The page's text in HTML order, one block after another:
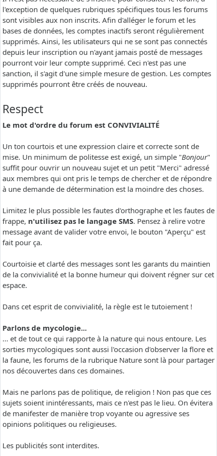
l'exception de quelques rubriques spécifiques tous les forums
sont visibles aux non inscrits. Afin d'alléger le forum et les
bases de données, les comptes inactifs seront régulièrement
supprimés. Ainsi, les utilisateurs qui ne se sont pas connectés
depuis leur inscription ou n'ayant jamais posté de messages
pourront voir leur compte supprimé. Ceci n'est pas une
sanction, il s'agit d'une simple mesure de gestion. Les comptes
supprimés pourront être créés de nouveau.
Respect
Le mot d'ordre du forum est CONVIVIALITÉ
Un ton courtois et une expression claire et correcte sont de
mise. Un minimum de politesse est exigé, un simple "Bonjour"
suffit pour ouvrir un nouveau sujet et un petit "Merci" adressé
aux membres qui ont pris le temps de chercher et de répondre
à une demande de détermination est la moindre des choses.
Limitez le plus possible les fautes d'orthographe et les fautes de
frappe, n'utilisez pas le langage SMS. Pensez à relire votre
message avant de valider votre envoi, le bouton "Aperçu" est
fait pour ça.
Courtoisie et clarté des messages sont les garants du maintien
de la convivialité et la bonne humeur qui doivent régner sur cet
espace.
Dans cet esprit de convivialité, la règle est le tutoiement !
Parlons de mycologie...
... et de tout ce qui rapporte à la nature qui nous entoure. Les
sorties mycologiques sont aussi l'occasion d'observer la flore et
la faune, les forums de la rubrique Nature sont là pour partager
nos découvertes dans ces domaines.
Mais ne parlons pas de politique, de religion ! Non pas que ces
sujets soient inintéressants, mais ce n'est pas le lieu. On évitera
de manifester de manière trop voyante ou agressive ses
opinions politiques ou religieuses.
Les publicités sont interdites.